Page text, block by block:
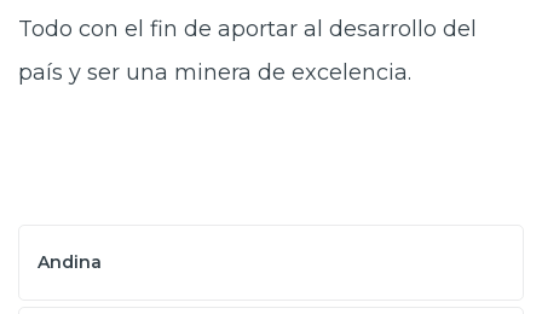
Todo con el fin de aportar al desarrollo del
país y ser una minera de excelencia.
Andina